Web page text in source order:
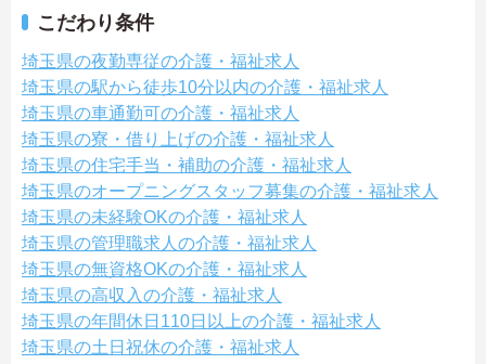
こだわり条件
埼玉県の夜勤専従の介護・福祉求人
埼玉県の駅から徒歩10分以内の介護・福祉求人
埼玉県の車通勤可の介護・福祉求人
埼玉県の寮・借り上げの介護・福祉求人
埼玉県の住宅手当・補助の介護・福祉求人
埼玉県のオープニングスタッフ募集の介護・福祉求人
埼玉県の未経験OKの介護・福祉求人
埼玉県の管理職求人の介護・福祉求人
埼玉県の無資格OKの介護・福祉求人
埼玉県の高収入の介護・福祉求人
埼玉県の年間休日110日以上の介護・福祉求人
埼玉県の土日祝休の介護・福祉求人